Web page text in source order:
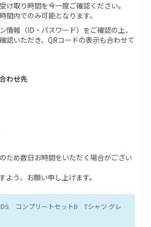
け取り時間を今一度ご確認ください。
間内でのみ可能となります。
情報（ID・パスワード）をご確認の上、
認いただき、QRコードの表示も合わせて
わせ先
ため数日お時間をいただく場合がござい
う、お願い申し上げます。
コンプリートセットB Tシャツ グレ